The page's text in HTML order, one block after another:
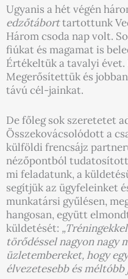
Ugyanis a hét végén
edzőtáborttartottunk
Három csoda nap volt.
fiúkat és magamat is
Értékeltük a tavalyi
Megerősítettük és
távú cél-jainkat.
De főleg sok szeretetet
Összekovácsolódott a
külföldi frencsájz
nézőpontból
mi feladatunk, a
segítjük az ügyfeleinket
munkatársi gyűlésen,
hangosan, együtt
küldetését:
törődéssel nagyon nagy
üzletembereket, hogy
élvezetesebb és méltóbb